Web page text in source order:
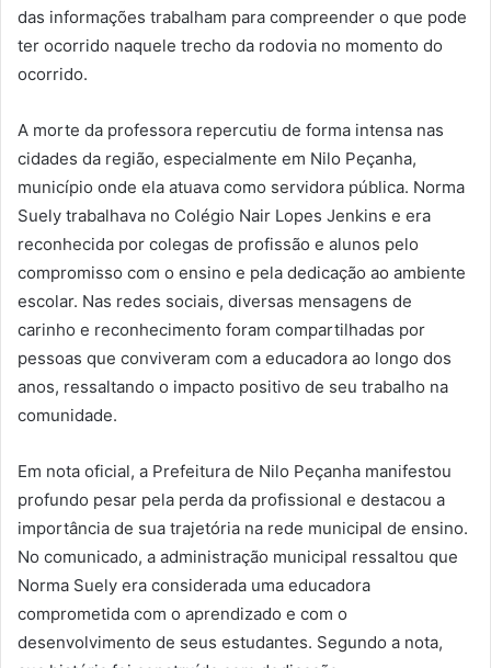
das informações trabalham para compreender o que pode
ter ocorrido naquele trecho da rodovia no momento do
ocorrido.
A morte da professora repercutiu de forma intensa nas
cidades da região, especialmente em Nilo Peçanha,
município onde ela atuava como servidora pública. Norma
Suely trabalhava no Colégio Nair Lopes Jenkins e era
reconhecida por colegas de profissão e alunos pelo
compromisso com o ensino e pela dedicação ao ambiente
escolar. Nas redes sociais, diversas mensagens de
carinho e reconhecimento foram compartilhadas por
pessoas que conviveram com a educadora ao longo dos
anos, ressaltando o impacto positivo de seu trabalho na
comunidade.
Em nota oficial, a Prefeitura de Nilo Peçanha manifestou
profundo pesar pela perda da profissional e destacou a
importância de sua trajetória na rede municipal de ensino.
No comunicado, a administração municipal ressaltou que
Norma Suely era considerada uma educadora
comprometida com o aprendizado e com o
desenvolvimento de seus estudantes. Segundo a nota,